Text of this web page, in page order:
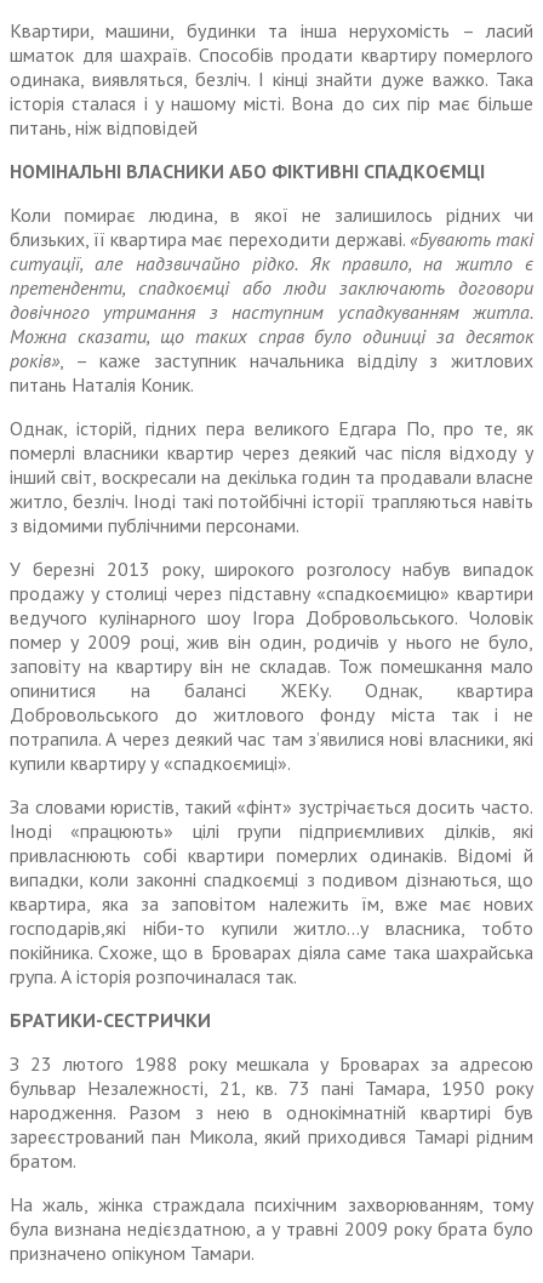
Квартири, машини, будинки та інша нерухомість – ласий
шматок для шахраїв. Способів продати квартиру померлого
одинака, виявляться, безліч. І кінці знайти дуже важко. Така
історія сталася і у нашому місті. Вона до сих пір має більше
питань, ніж відповідей
НОМІНАЛЬНІ ВЛАСНИКИ АБО ФІКТИВНІ СПАДКОЄМЦІ
Коли помирає людина, в якої не залишилось рідних чи
близьких, її квартира має переходити державі. «Бувають такі
ситуації, але над­звичайно рідко. Як правило, на житло є
претенденти, спадкоємці або люди заключають договори
довічного утримання з наступним успадкуванням житла.
Можна сказати, що таких справ було одиниці за десяток
років», – каже заступник начальника відділу з житлових
питань Наталія Коник.
Однак, історій, гідних пера великого Едгара По, про те, як
померлі власники квартир через деякий час після відходу у
інший світ, воскресали на декілька годин та продавали власне
житло, без­ліч. Іноді такі потойбічні історії трапляються навіть
з відомими публічними персонами.
У березні 2013 року, широкого розголосу набув випадок
продажу у столиці через підставну «спад­коємицю» квартири
ведучого кулінарного шоу Ігора Добро­вольського. Чоловік
помер у 2009 році, жив він один, родичів у нього не було,
заповіту на квартиру він не складав. Тож помешкання мало
опинитися на балансі ЖЕКу. Однак, квартира
Добровольського до житлового фонду міста так і не
потрапила. А через деякий час там з’явилися нові власники, які
купили квартиру у «спадкоємиці».
За словами юристів, такий «фінт» зустрічається досить часто.
Іноді «працюють» цілі групи підпри­ємливих ділків, які
привласню­ють собі квартири померлих одинаків. Відомі й
випадки, коли законні спадкоємці з подивом дізнаються, що
квартира, яка за заповітом належить їм, вже має нових
господарів,які ніби-то купили житло…у власника, тобто
покійника. Схоже, що в Броварах діяла саме така шахрайська
група. А історія розпочиналася так.
БРАТИКИ-СЕСТРИЧКИ
З 23 лютого 1988 року мешкала у Броварах за адресою
бульвар Незалежності, 21, кв. 73 пані Тамара, 1950 року
народження. Разом з нею в однокімнатній квартирі був
зареєстрований пан Микола, який приходився Тамарі рідним
братом.
На жаль, жінка страждала пси­хічним захворюванням, тому
була визнана недієздатною, а у травні 2009 року брата було
призначено опікуном Тамари.